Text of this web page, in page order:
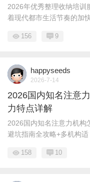
2026年优秀整理收纳培训
着现代都市生活节奏的加
156 9
happyseeds
2026-7-14
2026国内知名注意
力特点详解
2026国内知名注意力机构
避坑指南全攻略+多机构适
158 10